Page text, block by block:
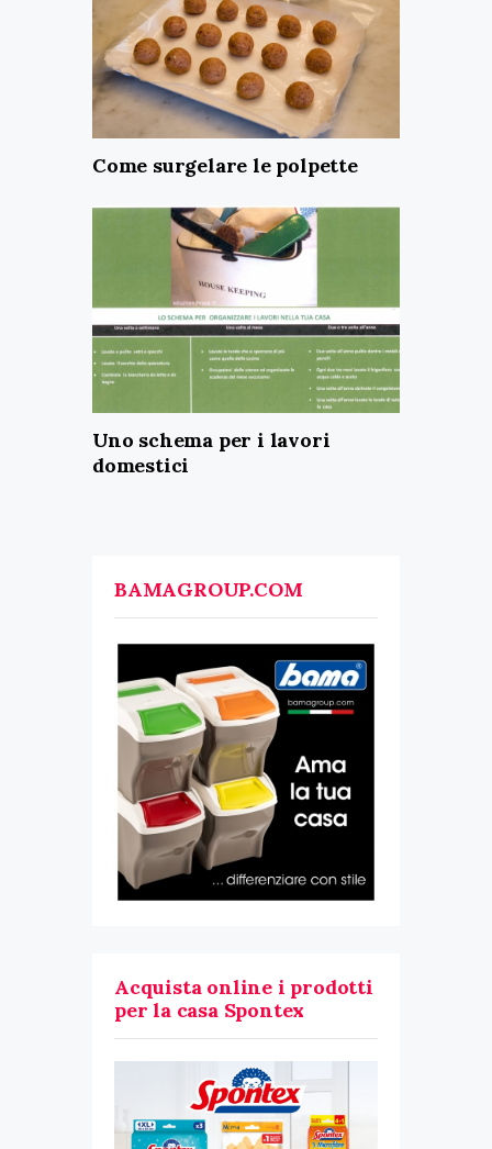
Come surgelare le polpette
Uno schema per i lavori
domestici
BAMAGROUP.COM
Acquista online i prodotti
per la casa Spontex